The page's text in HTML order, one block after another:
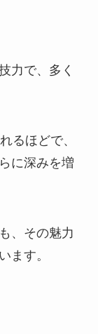
力で、多く
るほどで、
に深みを増
、その魅力
ます。